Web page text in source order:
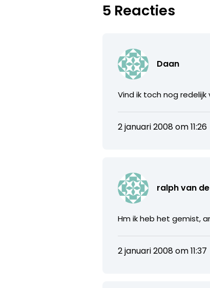
5 Reacties
Daan
Vind ik toch nog
2 januari 2008 om 11:26
ralph van
Hm ik heb het gemist,
2 januari 2008 om 11:37